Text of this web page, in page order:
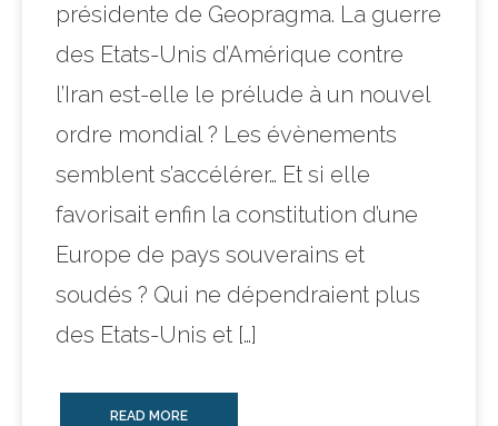
présidente de Geopragma. La guerre
des Etats-Unis d’Amérique contre
l’Iran est-elle le prélude à un nouvel
ordre mondial ? Les évènements
semblent s’accélérer… Et si elle
favorisait enfin la constitution d’une
Europe de pays souverains et
soudés ? Qui ne dépendraient plus
des Etats-Unis et […]
READ MORE